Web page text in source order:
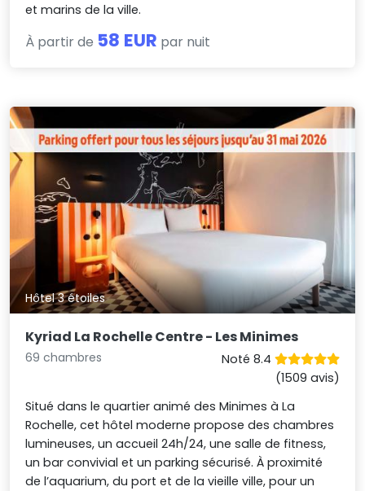
et marins de la ville.
À partir de 58 EUR par nuit
Hôtel 3 étoiles
Kyriad La Rochelle Centre - Les Minimes
69 chambres
Noté 8.4
(1509 avis)
Situé dans le quartier animé des Minimes à La
Rochelle, cet hôtel moderne propose des chambres
lumineuses, un accueil 24h/24, une salle de fitness,
un bar convivial et un parking sécurisé. À proximité
de l’aquarium, du port et de la vieille ville, pour un